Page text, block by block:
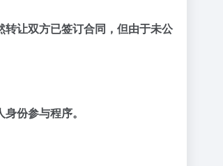
让双方已签订合同，但由于未公
份参与程序。